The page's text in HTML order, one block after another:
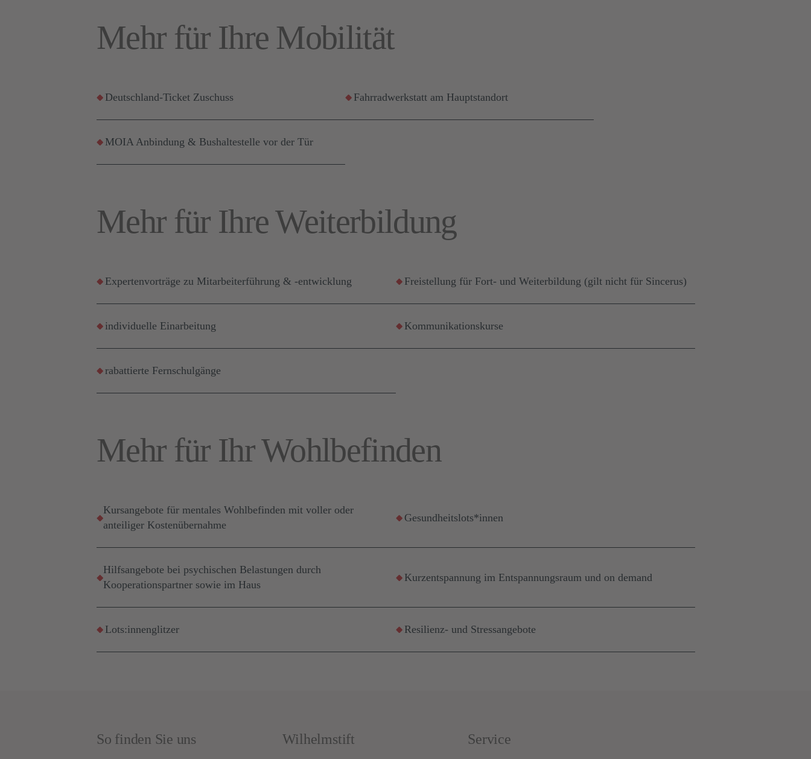
Mehr für Ihre Mobilität
Deutschland-Ticket Zuschuss Fahrradwerkstatt am Hauptstandort
MOIA Anbindung & Bushaltestelle vor der Tür
Mehr für Ihre Weiterbildung
Expertenvorträge zu Mitarbeiterführung & -entwicklung Freistellung für Fort- und Weiterbildung (gilt nicht für Sincerus)
individuelle Einarbeitung Kommunikationskurse
rabattierte Fernschulgänge
Mehr für Ihr Wohlbefinden
Kursangebote für mentales Wohlbefinden mit voller oder
anteiliger Kostenübernahme
Gesundheitslots*innen
Hilfsangebote bei psychischen Belastungen durch
Kooperationspartner sowie im Haus
Kurzentspannung im Entspannungsraum und on demand
Lots:innenglitzer Resilienz- und Stressangebote
So finden Sie uns Wilhelmstift Service